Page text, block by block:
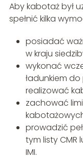
Aby kabotaż był
spełnić kilka
posiadać
w kraju
wykonać
ładunkiem
realizować
zachować
prowadzić
tym listy CMR
IMI.